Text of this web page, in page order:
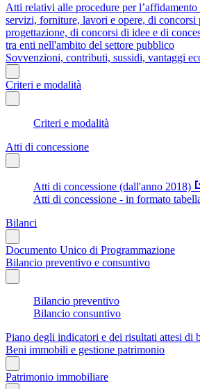
Atti relativi alle procedure per
servizi, forniture, lavori e opere, di concorsi
progettazione, di concorsi di idee e di
tra enti nell'ambito del settore pubblico
Sovvenzioni, contributi, sussidi, vantaggi
Criteri e modalità
Criteri e modalità
Atti di concessione
Atti di concessione (dall'anno 2018)
Atti di concessione - in formato
Bilanci
Documento Unico di Programmazione
Bilancio preventivo e consuntivo
Bilancio preventivo
Bilancio consuntivo
Piano degli indicatori e dei risultati attesi di
Beni immobili e gestione patrimonio
Patrimonio immobiliare